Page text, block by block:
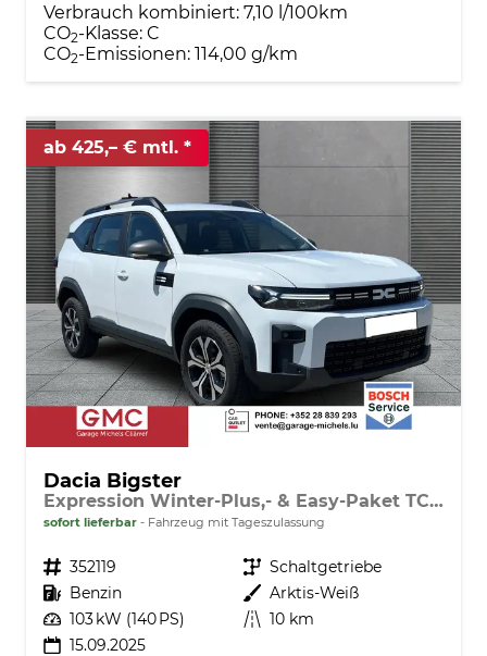
Verbrauch kombiniert: 7,10 l/100km
CO2-Klasse: C
CO2-Emissionen: 114,00 g/km
ab 425,– € mtl.
Dacia Bigster
Expression Winter-Plus,- & Easy-Paket TCe 140
sofort lieferbar Fahrzeug mit Tageszulassung
Fahrzeugnr. 352119 Getriebe Schaltgetriebe
Kraftstoff Benzin Außenfarbe Arktis-Weiß
Leistung 103 kW (140 PS) Kilometerstand 10 km
15.09.2025